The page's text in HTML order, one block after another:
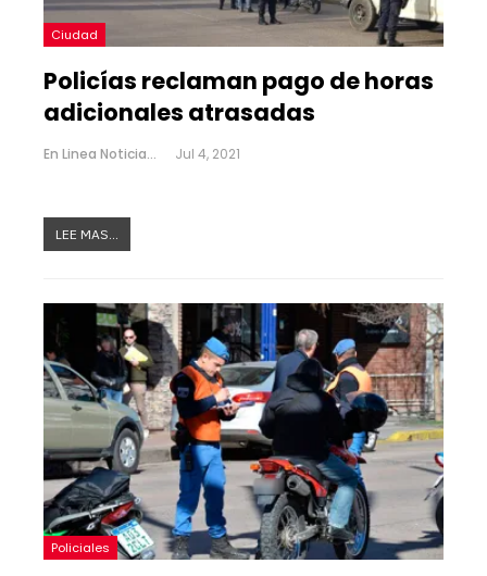
Ciudad
Policías reclaman pago de horas
adicionales atrasadas
En Linea Noticias Jul 4, 2021
LEE MAS...
Policiales